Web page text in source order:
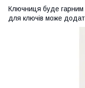
Ключниця буде гарним
для ключів може